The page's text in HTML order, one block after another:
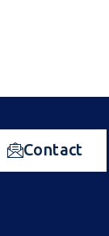
Contact